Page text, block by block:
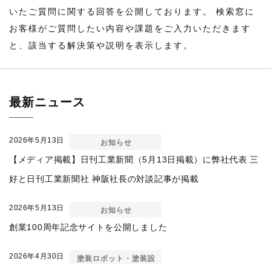
いたご質問に関する回答を公開しております。 検索窓に
お客様がご質問したい内容や課題をご入力いただきます
と、該当する解決策や説明を表示します。
最新ニュース
2026年5月13日 お知らせ
【メディア掲載】日刊工業新聞（5月13日掲載）に弊社代表 三
好と日刊工業新聞社 神阪社長の対談記事が掲載
2026年5月13日 お知らせ
創業100周年記念サイトを公開しました
2026年4月30日
塗装ロボット・塗装設